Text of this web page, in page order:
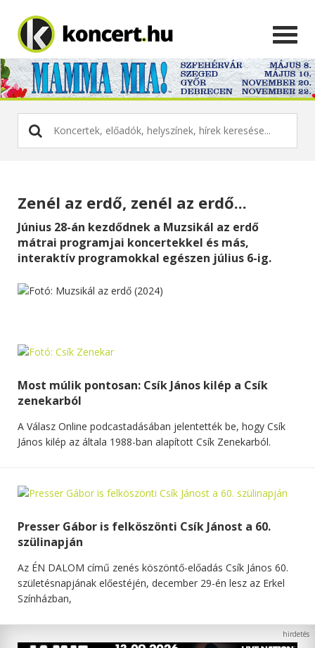
Zenél az erdő, zenél az erdő...
Június 28-án kezdődnek a Muzsikál az erdő
mátrai programjai koncertekkel és más,
interaktív programokkal egészen július 6-ig.
Most múlik pontosan: Csík János kilép a Csík
zenekarból
A Válasz Online podcastadásában jelentették be, hogy Csík
János kilép az általa 1988-ban alapított Csík Zenekarból.
Presser Gábor is felköszönti Csík Jánost a 60.
szülinapján
Az ÉN DALOM című zenés köszöntő-előadás Csík János 60.
születésnapjának előestéjén, december 29-én lesz az Erkel
Színházban,